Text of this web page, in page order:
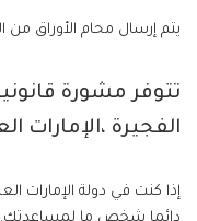
يتم إرسال محام الأوراق من
تتوفر مشورة
الفجيرة ،الإمارات
إذا كنت في دولة الإمارات